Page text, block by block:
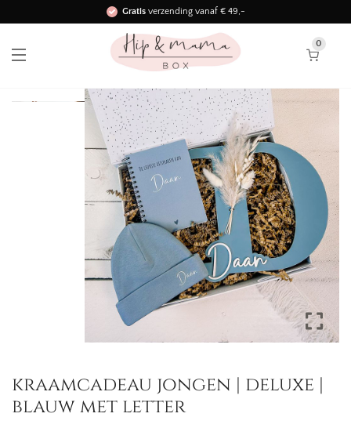
Gratisverzending vanaf € 49,-
Binnen 3 werkdagen in huis!
0
kraamcadeau jongen | deluxe |
blauw met letter